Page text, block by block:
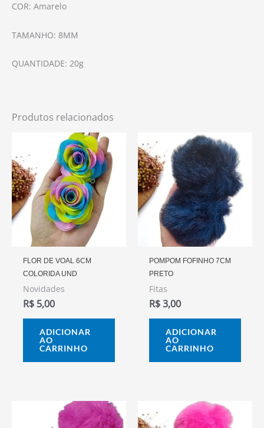
COR: Amarelo
TAMANHO: 8MM
QUANTIDADE: 20g
Produtos relacionados
FLOR DE VOAL 6CM
COLORIDA UND
Novidades
R$ 5,00
ADICIONAR
AO
CARRINHO
POMPOM FOFINHO 7CM
PRETO
Fitas
R$3,00
ADICIONAR
AO
CARRINHO